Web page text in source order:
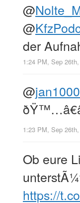
@
@
der
1:24 PM, Sep
@
1:23 PM, Sep
Ob eure
https://